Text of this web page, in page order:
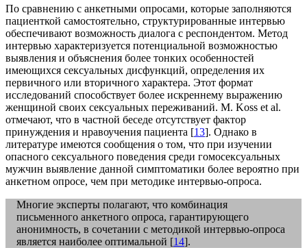
По сравнению с анкетными опросами, которые заполняются
пациенткой самостоятельно, структурированные интервью
обеспечивают возможность диалога с респондентом. Метод
интервью характеризуется потенциальной возможностью
выявления и объяснения более тонких особенностей
имеющихся сексуальных дисфункций, определения их
первичного или вторичного характера. Этот формат
исследований способствует более искреннему выражению
женщиной своих сексуальных переживаний. M. Koss et al.
отмечают, что в частной беседе отсутствует фактор
принуждения и нравоучения пациента [13]. Однако в
литературе имеются сообщения о том, что при изучении
опасного сексуального поведения среди гомосексуальных
мужчин выявление данной симптоматики более вероятно при
анкетном опросе, чем при методике интервью-опроса.
Многие эксперты полагают, что комбинация
письменного анкетного опроса, гарантирующего
анонимность, в сочетании с методикой интервью-опроса
является наиболее оптимальной [14].